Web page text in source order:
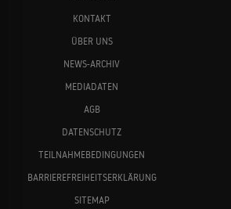
KONTAKT
ÜBER UNS
NEWS-ARCHIV
MEDIADATEN
AGB
DATENSCHUTZ
TEILNAHMEBEDINGUNGEN
BARRIEREFREIHEITSERKLÄRUNG
SITEMAP